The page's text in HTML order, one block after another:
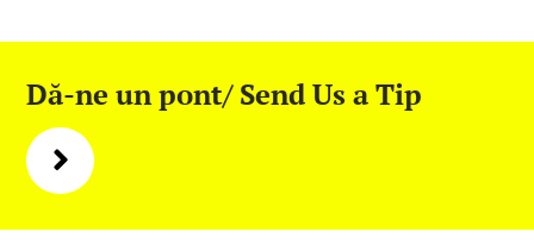
Dă-ne un pont/ Send Us a Tip